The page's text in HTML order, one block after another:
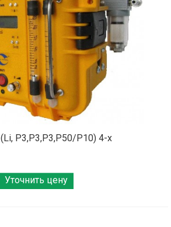
(Li, Р3,Р3,Р3,Р50/Р10) 4-х
Уточнить цену